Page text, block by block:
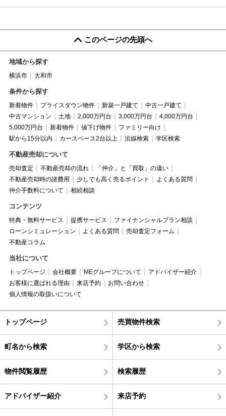
このページの先頭へ
地域から探す
横浜市 大和市
条件から探す
新着物件 プライスダウン物件 新築一戸建て
中古一戸建て
中古マンション
土地 2,000万円台 3,000万円台
4,000万円台
5,000万円台
新着物件 値下げ物件
ファミリー向け
駅から15分以内
カースペース2台以上 沿線検索 学区検索
不動産売却について
売却査定 不動産売却の流れ
「仲介」と「買取」の違い
不動産売却時の諸費用
少しでも高く売るポイント
よくある質問
仲介手数料について
相続相談
コンテンツ
特典・無料サービス 提携サービス
ファイナンシャルプラン相談
ローンシミュレーション
よくある質問
売却査定フォーム
不動産コラム
当社について
トップページ 会社概要 MEグループについて
アドバイザー紹介
お客様に選ばれる理由
来店予約
お問い合わせ
個人情報の取扱いについて
トップページ 売買物件検索
町名から検索 学区から検索
物件閲覧履歴 検索履歴
アドバイザー紹介 来店予約